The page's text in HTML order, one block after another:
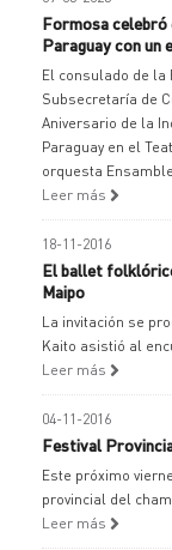
Formosa celebró
Paraguay con
El consulado de la
Subsecretaría de
Aniversario de la
Paraguay en el
orquesta
Leer más
18-11-2016
El ballet
Maipo
La invitación se
Kaito asistió al
Leer más
04-11-2016
Festival
Este próximo
provincial del
Leer más